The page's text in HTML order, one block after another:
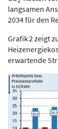
langsamen
2034 für den
Grafik 2 zeigt
erwartende